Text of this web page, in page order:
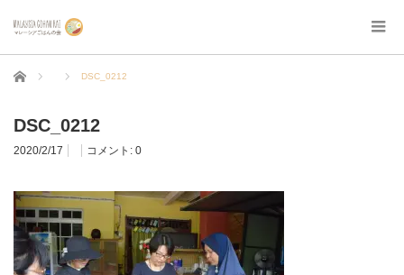
ホーム DSC_0212
DSC_0212
2020/2/17 コメント: 0